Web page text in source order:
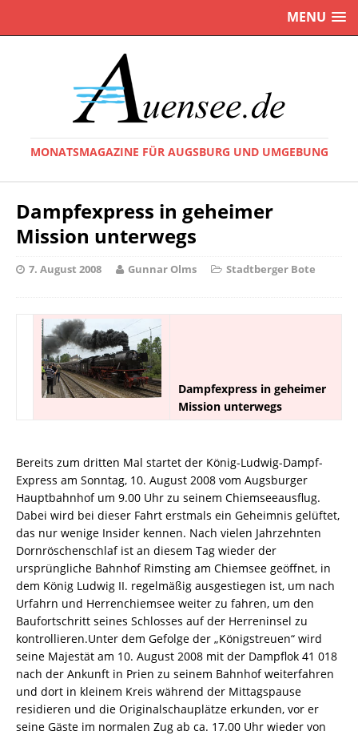
MENU
MONATSMAGAZINE FÜR AUGSBURG UND UMGEBUNG
Dampfexpress in geheimer
Mission unterwegs
7. August 2008 Gunnar Olms Stadtberger Bote
Dampfexpress in geheimer
Mission unterwegs
Bereits zum dritten Mal startet der König-Ludwig-Dampf-
Express am Sonntag, 10. August 2008 vom Augsburger
Hauptbahnhof um 9.00 Uhr zu seinem Chiemseeausflug.
Dabei wird bei dieser Fahrt erstmals ein Geheimnis gelüftet,
das nur wenige Insider kennen. Nach vielen Jahrzehnten
Dornröschenschlaf ist an diesem Tag wieder der
ursprüngliche Bahnhof Rimsting am Chiemsee geöffnet, in
dem König Ludwig II. regelmäßig ausgestiegen ist, um nach
Urfahrn und Herrenchiemsee weiter zu fahren, um den
Baufortschritt seines Schlosses auf der Herreninsel zu
kontrollieren.Unter dem Gefolge der „Königstreuen“ wird
seine Majestät am 10. August 2008 mit der Dampflok 41 018
nach der Ankunft in Prien zu seinem Bahnhof weiterfahren
und dort in kleinem Kreis während der Mittagspause
residieren und die Originalschauplätze erkunden, vor er
seine Gäste im normalen Zug ab ca. 17.00 Uhr wieder von